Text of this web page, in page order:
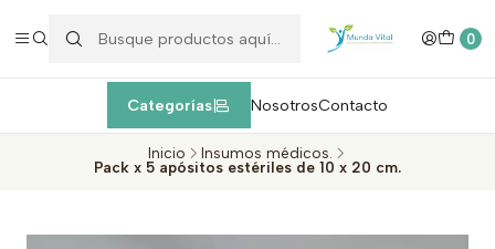
0
Categorías NosotrosContacto
Enviamos EXPRESS máximo 1 día de entrega después de la
compradentro de la Región Metropolitana, Valparaíso y Viña del Mar
Inicio
Insumos médicos.
Pack x 5 apósitos estériles de 10 x 20 cm.